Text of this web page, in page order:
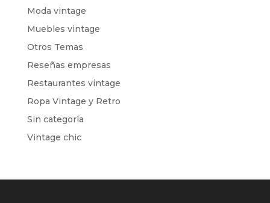
Moda vintage
Muebles vintage
Otros Temas
Reseñas empresas
Restaurantes vintage
Ropa Vintage y Retro
Sin categoría
Vintage chic